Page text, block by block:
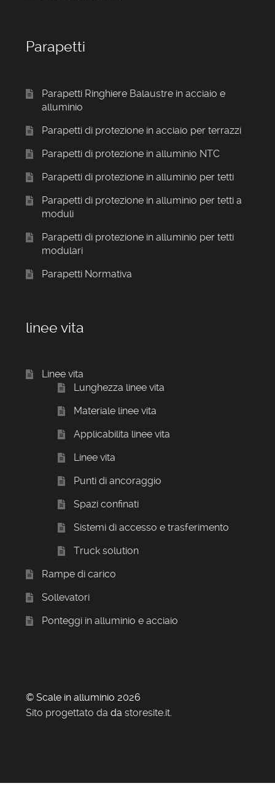
Parapetti
Parapetti Ringhiere Balaustre in acciaio e
alluminio
Parapetti di protezione in acciaio per terrazzi
Parapetti di protezione in alluminio NTC
Parapetti di protezione in alluminio per tetti
Parapetti di protezione in alluminio per tetti a
moduli
Parapetti di protezione in alluminio per tetti
modulari
Parapetti Normativa
linee vita
Linee vita
Lunghezza linee vita
Materiale linee vita
Applicabilita linee vita
Linee vita
Punti di ancoraggio
Spazi confinati
Sistemi di accesso e trasferimento
Truck solution
Rampe di carico
Sollevatori
Ponteggi in alluminio e acciaio
© Scale in alluminio 2026
Sito progettato da da storesite.it.